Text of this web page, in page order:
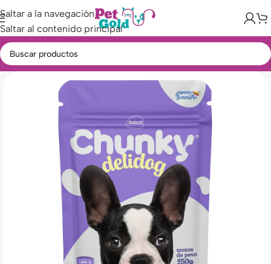
Saltar a la navegación
Saltar al contenido principal